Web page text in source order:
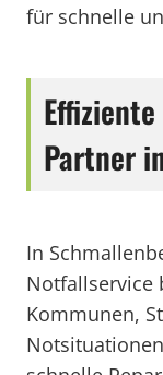
für schnelle
Partner
In
Notfallservice
Kommunen,